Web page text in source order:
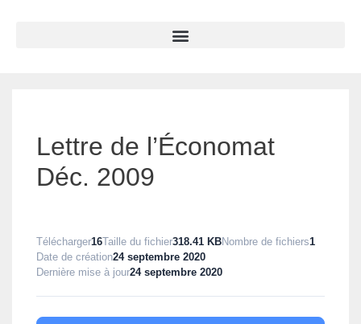
Lettre de l’Économat
Déc. 2009
Télécharger16Taille du fichier318.41 KBNombre de fichiers1
Date de création24 septembre 2020
Dernière mise à jour24 septembre 2020